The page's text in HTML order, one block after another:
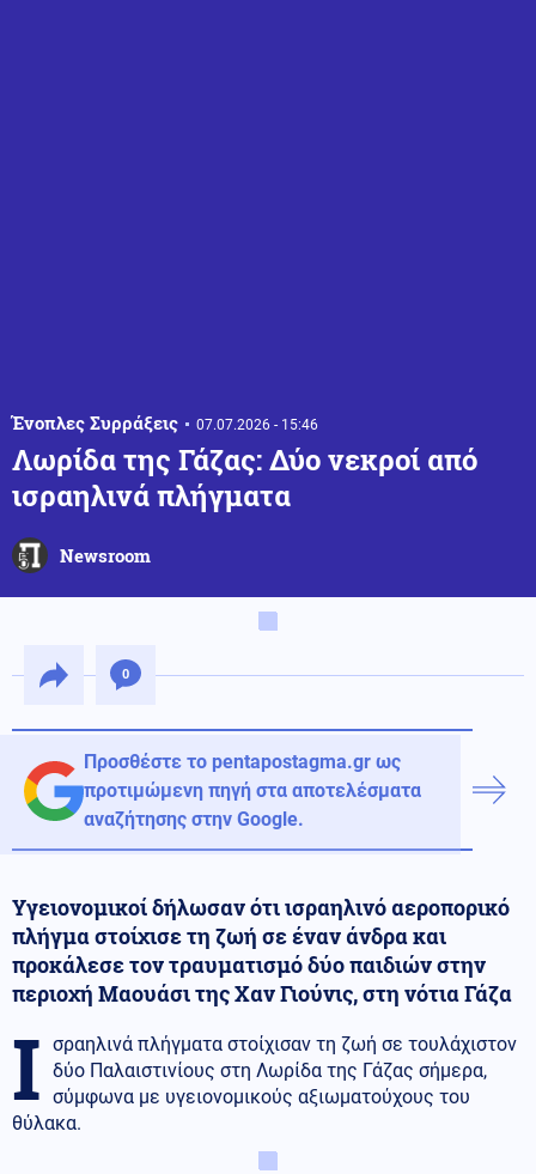
Ένοπλες Συρράξεις 07.07.2026 - 15:46
Λωρίδα της Γάζας: Δύο νεκροί από
ισραηλινά πλήγματα
Newsroom
0
Προσθέστε το pentapostagma.gr ως
προτιμώμενη πηγή στα αποτελέσματα
αναζήτησης στην Google.
Υγειονομικοί δήλωσαν ότι ισραηλινό αεροπορικό
πλήγμα στοίχισε τη ζωή σε έναν άνδρα και
προκάλεσε τον τραυματισμό δύο παιδιών στην
περιοχή Μαουάσι της Χαν Γιούνις, στη νότια Γάζα
Ι σραηλινά πλήγματα στοίχισαν τη ζωή σε τουλάχιστον
δύο Παλαιστινίους στη Λωρίδα της Γάζας σήμερα,
σύμφωνα με υγειονομικούς αξιωματούχους του
θύλακα.